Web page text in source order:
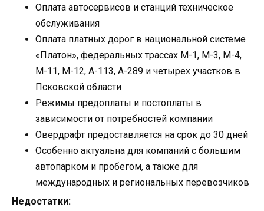
Оплата автосервисов и станций техническое
обслуживания
Оплата платных дорог в национальной системе
«Платон», федеральных трассах М-1, М-3, М-4,
М-11, М-12, А-113, А-289 и четырех участков в
Псковской области
Режимы предоплаты и постоплаты в
зависимости от потребностей компании
Овердрафт предоставляется на срок до 30 дней
Особенно актуальна для компаний с большим
автопарком и пробегом, а также для
международных и региональных перевозчиков
Недостатки: